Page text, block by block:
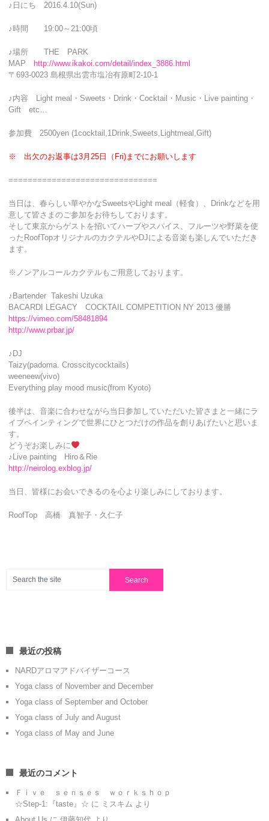
♪日にち 2016.4.10(Sun)
♪時間 19:00～21:00頃
♪場所 THE PARK
MAP
http://www.ikakoi.com/detail/index_3886.html
〒693-0023 島根県出雲市塩冶有原町2-10-1
♪内容 Light meal・Sweets・Drink・Cocktail・Music・Live painting・
Gift etc…
参加費 2500yen (1cocktail,1Drink,Sweets,Lightmeal,Gift)
※ 出欠のお返事は3月25日（Fri)までにお願いします
===============================
当日は、春らしい華やかなSweetsやLight meal（軽食）、Drinkなどを用
意して皆さまのご参加をお待ちしております。
そして東京からゲストを招いてハーブやスパイス、フルーツや野菜を使
ったRoofTopオリジナルのカクテルやDJによる音楽も楽しんでいただき
ます。
※ノンアルコールカクテルもご用意しております。
♪Bartender Takeshi Uzuka
BACARDI LEGACY COCKTAIL COMPETITION NY 2013 優勝
https://vimeo.com/58481894
http://www.prbar.jp/
♪DJ
Taizy(padoma. Crosscitycocktails)
weeneew(vivo)
Everything play mood music(from Kyoto)
後半は、音楽に合わせながら当日参加していただいた皆さまと一緒にラ
イブペインティングで世界にひとつだけの作品を創りあげたいと思いま
す。
どうぞお楽しみに
♪Live painting Hiro＆Rie
http://neirolog.exblog.jp/
当日、皆様にお会いできるのを心より楽しみにしております。
RoofTop 高橋 真智子・久仁子
最近の投稿
NARDアロマアドバイザーコース
Yoga class of November and December
Yoga class of September and October
Yoga class of July and August
Yoga class of May and June
最近のコメント
Ｆｉｖｅ ｓｅｎｓｅｓ ｗｏｒｋｓｈｏｐ
☆Step-1:『taste』☆ に ミスキム より